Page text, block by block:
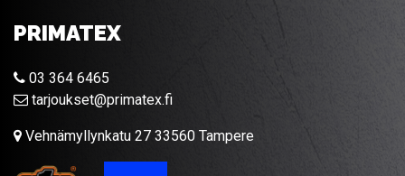
PRIMATEX
03 364 6465
tarjoukset@primatex.fi
Vehnämyllynkatu 27 33560 Tampere